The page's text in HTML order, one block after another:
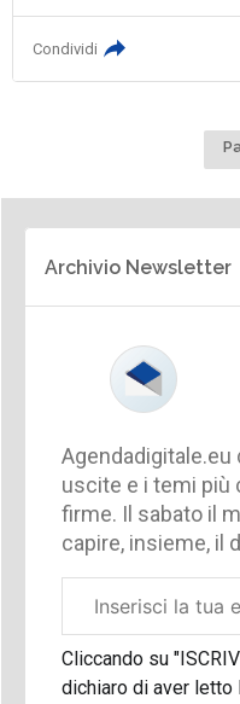
Condividi
Archivio Newsletter
Agendadigitale.eu
uscite e i temi più
firme. Il sabato il
capire, insieme, il
aziendale
Cliccando su
dichiaro di aver letto